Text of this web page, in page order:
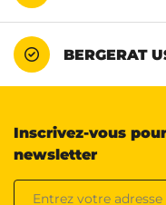
BERGERAT
Inscrivez-vous
newsletter